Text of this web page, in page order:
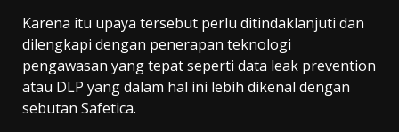
Karena itu upaya tersebut perlu ditindaklanjuti dan
dilengkapi dengan penerapan teknologi
pengawasan yang tepat seperti data leak prevention
atau DLP yang dalam hal ini lebih dikenal dengan
sebutan Safetica.